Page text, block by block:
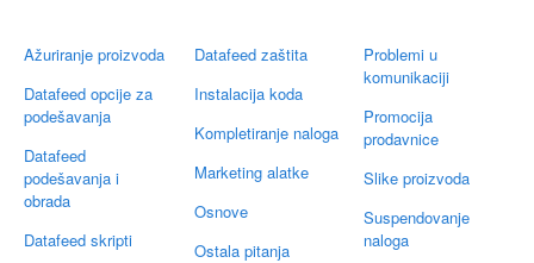
Ažuriranje proizvoda
Datafeed opcije za
podešavanja
Datafeed
podešavanja i
obrada
Datafeed skripti
Datafeed zaštita
Instalacija koda
Kompletiranje naloga
Marketing alatke
Osnove
Ostala pitanja
Problemi u
komunikaciji
Promocija
prodavnice
Slike proizvoda
Suspendovanje
naloga